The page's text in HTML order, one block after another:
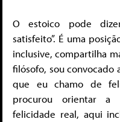
O estoico pode
satisfeito”. É uma
inclusive, compartilha
filósofo, sou
que eu chamo de
procurou orientar a
felicidade real, aqui